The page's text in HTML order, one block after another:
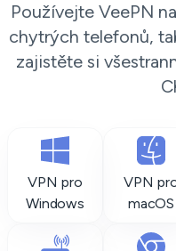
Používejte VeePN
chytrých telefonů,
zajistěte si
VPN pro
Windows
VPN
macOS